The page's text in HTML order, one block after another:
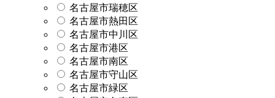
名古屋市瑞穂区
名古屋市熱田区
名古屋市中川区
名古屋市港区
名古屋市南区
名古屋市守山区
名古屋市緑区